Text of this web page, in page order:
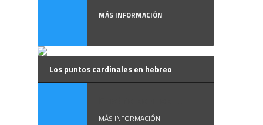
MÁS INFORMACIÓN
Los puntos cardinales en hebreo
MÁS INFORMACIÓN